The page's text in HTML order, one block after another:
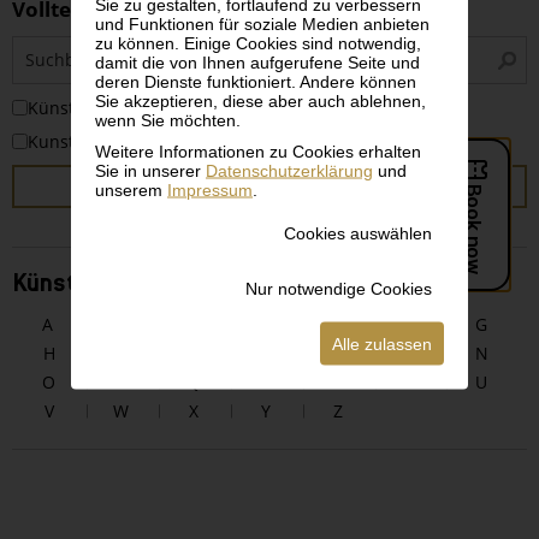
und Funktionen für soziale Medien anbieten
zu können. Einige Cookies sind notwendig,
damit die von Ihnen aufgerufene Seite und
deren Dienste funktioniert. Andere können
Sie akzeptieren, diese aber auch ablehnen,
wenn Sie möchten.
Weitere Informationen zu Cookies erhalten
Sie in unserer Datenschutzerklärung und
unserem Impressum
Cookies auswählen
Nur notwendige Cookies
Alle zulassen
Volltextsuche
KünstlerInnen
Kunstwerke
SUCHEN
KünstlerInnen alphabetisch
A E F
G
H
L M
N
O
U
V
W X Y Z